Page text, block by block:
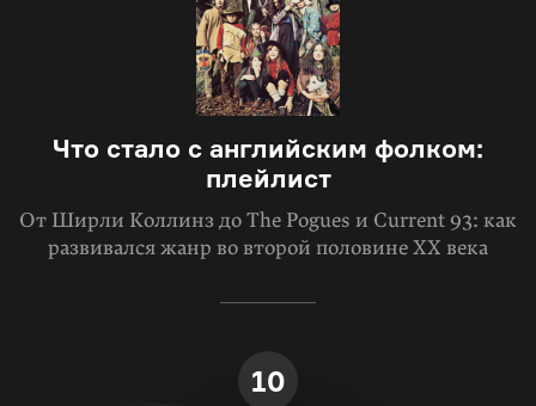
Что стало с английским фолком:
плейлист
От Ширли Коллинз до The Pogues и Current 93: как
развивался жанр во второй половине XX века
10